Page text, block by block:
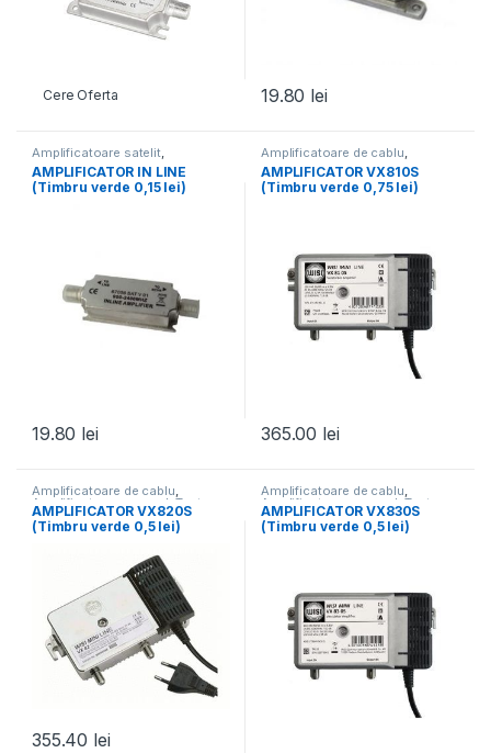
Cere Oferta 19.80 lei
Amplificatoare satelit,
Amplificatoare semnal,Toate
Produsele
AMPLIFICATOR IN LINE
(Timbru verde 0,15 lei)
19.80 lei
Amplificatoare de cablu
Amplificatoare semnal,Toate
Produsele
AMPLIFICATOR VX810S
(Timbru verde 0,75 lei)
365.00 lei
Amplificatoare de cablu,
Amplificatoare semnal, Toate
Produsele
AMPLIFICATOR VX820S
(Timbru verde 0,5 lei)
355.40 lei
Amplificatoare de cablu,
Amplificatoare semnal, Toate
Produsele
AMPLIFICATOR VX830S
(Timbru verde 0,5 lei)